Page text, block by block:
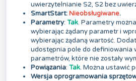
uwierzytelnianie S2, S2 bez
SmartStart:Nieobsługiwane.
Parametry: Tak. Parametry
wybierając żądany parametr i
wybierając żądaną wartość.
udostępnia pole do definiowania
parametrów, które nie zostały
Powiązania: Tak. Można ustawić
Wersja oprogramowania